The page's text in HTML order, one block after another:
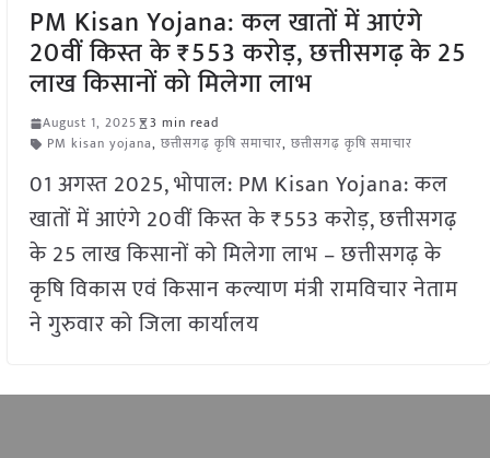
PM Kisan Yojana: कल खातों में आएंगे
20वीं किस्त के ₹553 करोड़, छत्तीसगढ़ के 25
लाख किसानों को मिलेगा लाभ
August 1, 2025
3 min read
PM kisan yojana, छत्तीसगढ़ कृषि समाचार, छत्तीसगढ़ कृषि समाचार
01 अगस्त 2025, भोपाल: PM Kisan Yojana: कल
खातों में आएंगे 20वीं किस्त के ₹553 करोड़, छत्तीसगढ़
के 25 लाख किसानों को मिलेगा लाभ – छत्तीसगढ़ के
कृषि विकास एवं किसान कल्याण मंत्री रामविचार नेताम
ने गुरुवार को जिला कार्यालय